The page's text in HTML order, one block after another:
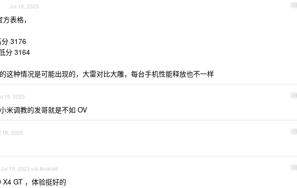
13
Jul 19, 2023
表格，
3176
分 3164
这种情况是可能出现的，大雷对比大雕，每台手机性能释放也不一样
14
19, 2023
米调教的发哥就是不如 OV
15
19, 2023
16
Jul 19, 2023 via Android
X4 GT ，体验挺好的